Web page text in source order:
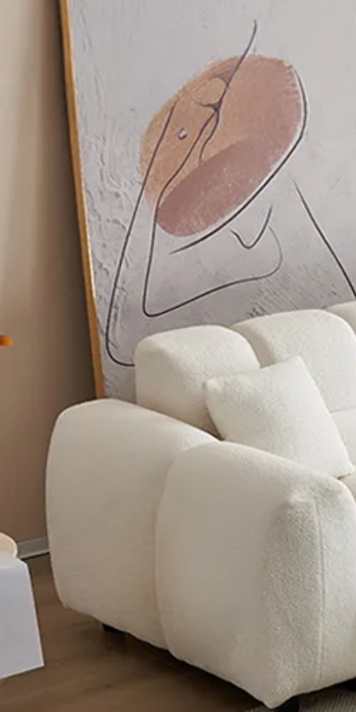
ソファー
オットマ
ソファー/1人掛け
ソファー/リクライ
ソファー/2人掛け
ソファー/3人掛け
ソファー/ カウチ
ソファー/コンパク
ソファー
エアレザ
ソファー
無垢材
ソファー
ファブ
ソファー/レザー・